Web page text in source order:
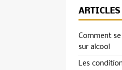
ARTICLES
Comment
sur alcool
Les